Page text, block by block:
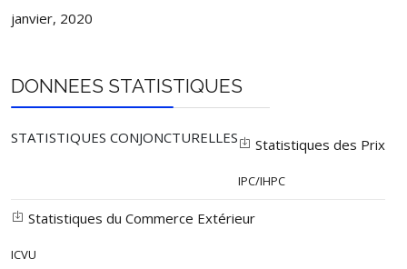
janvier, 2020
DONNEES STATISTIQUES
STATISTIQUES CONJONCTURELLES Statistiques des Prix
IPC/IHPC
Statistiques du Commerce Extérieur
ICVU